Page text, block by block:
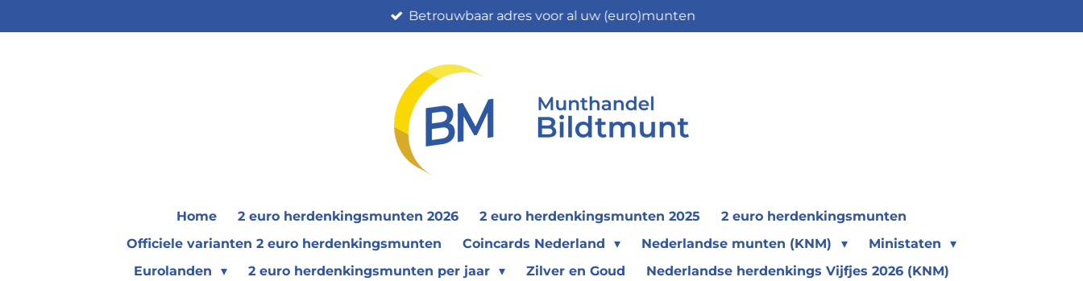
direct
Betrouwbaar adres voor al uw (euro)munten
Home 2 euro herdenkingsmunten 2026 2 euro herdenkingsmunten 2025
2 euro herdenkingsmunten
Officiele varianten 2 euro herdenkingsmunten
Coincards Nederland Nederlandse munten (KNM)
Ministaten
Eurolanden
2 euro herdenkingsmunten per jaar Zilver en Goud
Nederlandse herdenkings Vijfjes 2026 (KNM)